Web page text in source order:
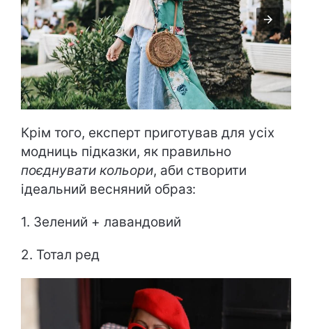
Крім того, експерт приготував для усіх
модниць підказки, як правильно
поєднувати кольори, аби створити
ідеальний весняний образ:
1. Зелений + лавандовий
2. Тотал ред